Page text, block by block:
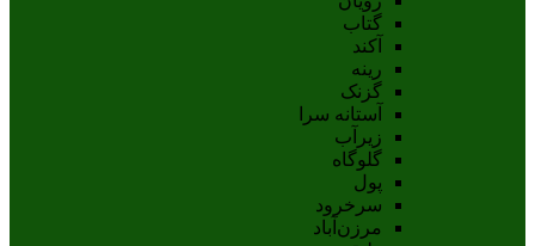
گتاب
آکند
رینه
گزنک
آستانه سرا
زیرآب
گلوگاه
پول
سرخرود
مرزن‌آباد